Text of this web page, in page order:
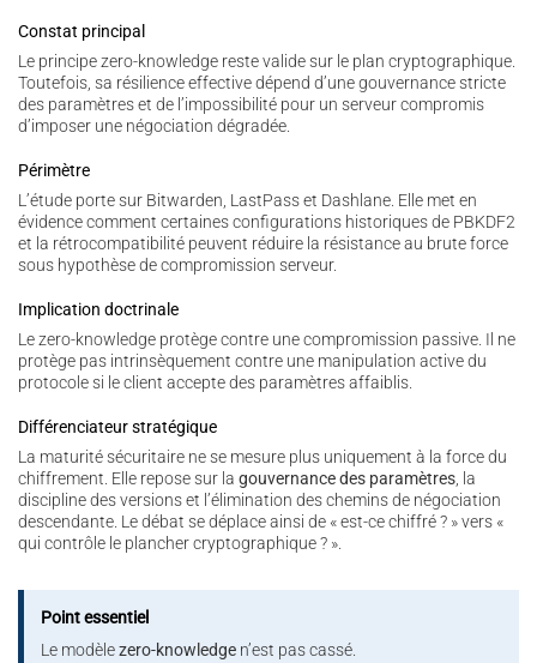
Constat principal
Le principe zero-knowledge reste valide sur le plan cryptographique.
Toutefois, sa résilience effective dépend d’une gouvernance stricte
des paramètres et de l’impossibilité pour un serveur compromis
d’imposer une négociation dégradée.
Périmètre
L’étude porte sur Bitwarden, LastPass et Dashlane. Elle met en
évidence comment certaines configurations historiques de PBKDF2
et la rétrocompatibilité peuvent réduire la résistance au brute force
sous hypothèse de compromission serveur.
Implication doctrinale
Le zero-knowledge protège contre une compromission passive. Il ne
protège pas intrinsèquement contre une manipulation active du
protocole si le client accepte des paramètres affaiblis.
Différenciateur stratégique
La maturité sécuritaire ne se mesure plus uniquement à la force du
chiffrement. Elle repose sur la gouvernance des paramètres, la
discipline des versions et l’élimination des chemins de négociation
descendante. Le débat se déplace ainsi de « est-ce chiffré ? » vers «
qui contrôle le plancher cryptographique ? ».
Point essentiel
Le modèlezero-knowledge n’est pas cassé.